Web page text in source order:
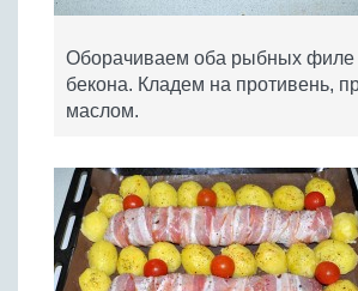
Оборачиваем оба рыбных филе
бекона. Кладем на противень,
маслом.